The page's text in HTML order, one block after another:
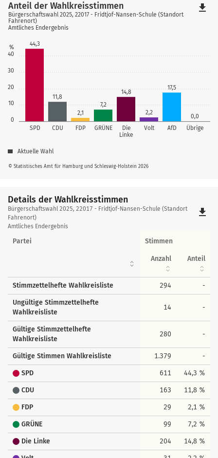
0
10
20
30
40
%
SPD CDU FDP GRÜNE
Die
Linke
Volt AfD Übrige
44,3
11,8
2,1
7,2
14,8
2,2
17,5
0,0
© Statistisches Amt für Hamburg und Schleswig-Holstein 2026
Anteil der Wahlkreisstimmen
Bürgerschaftswahl 2025, 22017 - Fridtjof-Nansen-Schule (Standort
Fahrenort)
Amtliches Endergebnis
Aktuelle Wahl
file_download
Details der Wahlkreisstimmen
Details
der
Wahlkreisstimmen
Bürgerschaftswahl 2025, 22017 - Fridtjof-Nansen-Schule (Standort
Fahrenort)
Amtliches Endergebnis
file_download
Partei Stimmen
Anzahl Anteil
Stimmzettelhefte Wahlkreisliste 294 -
Ungültige Stimmzettelhefte
Wahlkreisliste
14 -
Gültige Stimmzettelhefte
Wahlkreisliste
280 -
Gültige Stimmen Wahlkreisliste 1.379 -
SPD 611 44,3 %
CDU 163 11,8 %
FDP 29 2,1 %
GRÜNE 99 7,2 %
Die Linke 204 14,8 %